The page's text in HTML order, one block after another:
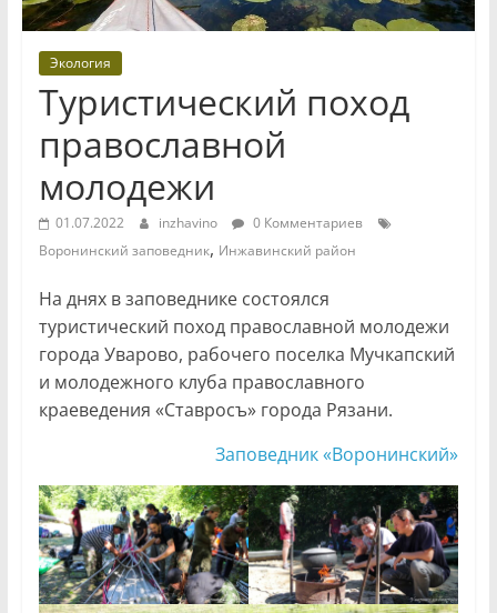
Экология
Туристический поход
православной
молодежи
01.07.2022 inzhavino
0 Комментариев
Воронинский заповедник, Инжавинский район
На днях в заповеднике состоялся
туристический поход православной молодежи
города Уварово, рабочего поселка Мучкапский
и молодежного клуба православного
краеведения «Ставросъ» города Рязани.
Заповедник «Воронинский»